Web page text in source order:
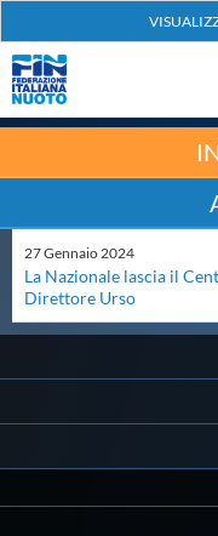
Nuoto
Tuffi
Salvamento
27Gennaio2024
La Nazionale lascia il
Direttore Urso